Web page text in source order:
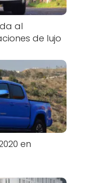
al
de lujo
en